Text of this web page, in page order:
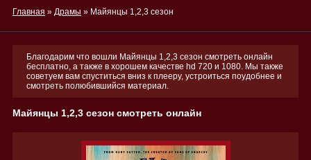
Главная » Драмы » Майянцы 1,2,3 сезон
Благодарим что вошли Майянцы 1,2,3 сезон смотреть онлайн
бесплатно, а также в хорошем качестве hd 720 и 1080. Мы также
советуем вам спуститься вниз к плееру, устроиться поудобнее и
смотреть полюбившийся материал.
Майянцы 1,2,3 сезон смотреть онлайн